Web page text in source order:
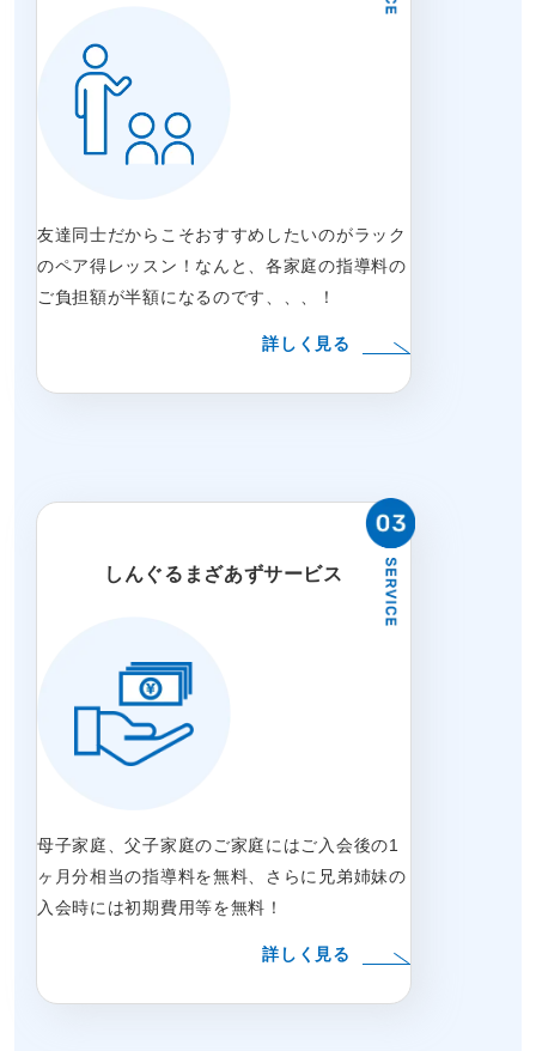
友達同士だからこそおすすめしたいのがラック
のペア得レッスン！なんと、各家庭の指導料の
ご負担額が半額になるのです、、、！
詳しく見る
しんぐるまざあずサービス
母子家庭、父子家庭のご家庭にはご入会後の1
ヶ月分相当の指導料を無料、さらに兄弟姉妹の
入会時には初期費用等を無料！
詳しく見る